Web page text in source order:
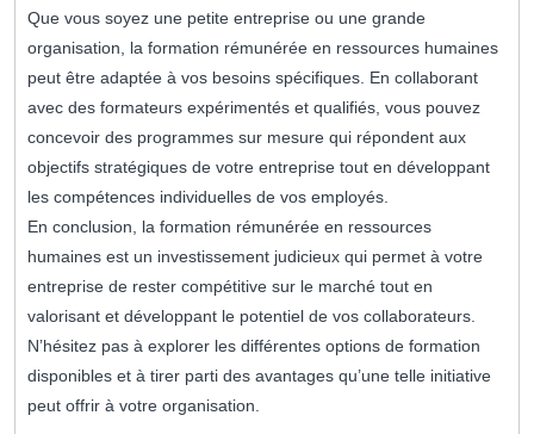
Que vous soyez une petite entreprise ou une grande
organisation, la formation rémunérée en ressources humaines
peut être adaptée à vos besoins spécifiques. En collaborant
avec des formateurs expérimentés et qualifiés, vous pouvez
concevoir des programmes sur mesure qui répondent aux
objectifs stratégiques de votre entreprise tout en développant
les compétences individuelles de vos employés.
En conclusion, la formation rémunérée en ressources
humaines est un investissement judicieux qui permet à votre
entreprise de rester compétitive sur le marché tout en
valorisant et développant le potentiel de vos collaborateurs.
N’hésitez pas à explorer les différentes options de formation
disponibles et à tirer parti des avantages qu’une telle initiative
peut offrir à votre organisation.